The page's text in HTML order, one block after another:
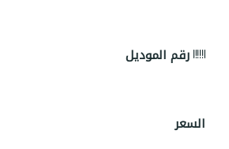
رقم الموديل
السعر